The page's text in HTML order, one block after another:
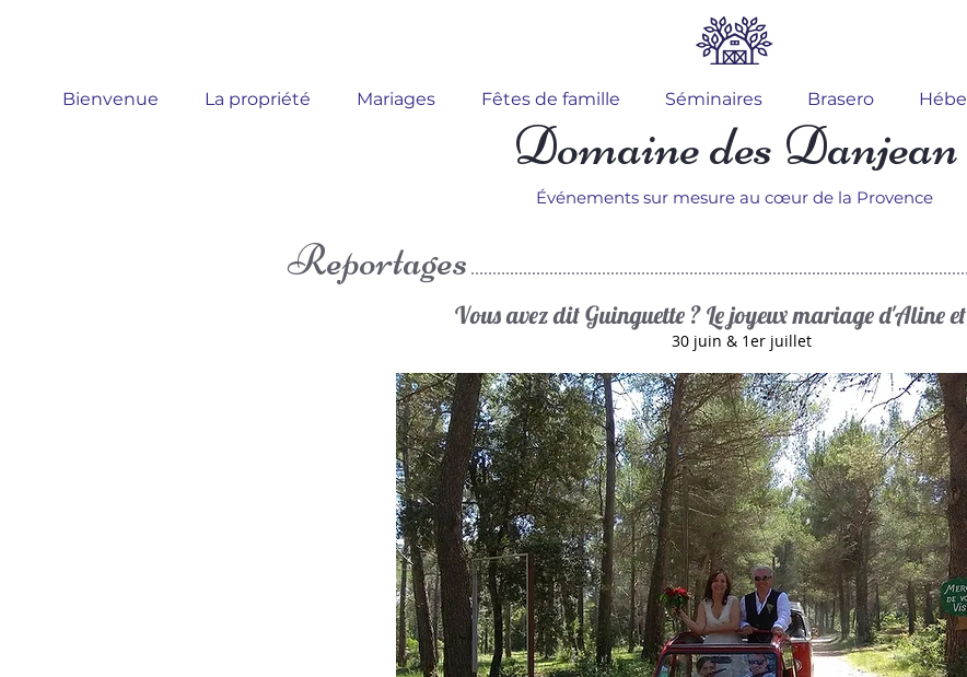
Bienvenue La propriété Mariages Fêtes de famille Séminaires Brasero
Domaine des Danjean
Événements sur mesure au cœur de la Provence
Reportages
Vous avez dit Guinguette ? Le joyeux mariage d'Aline
30 juin & 1er juillet